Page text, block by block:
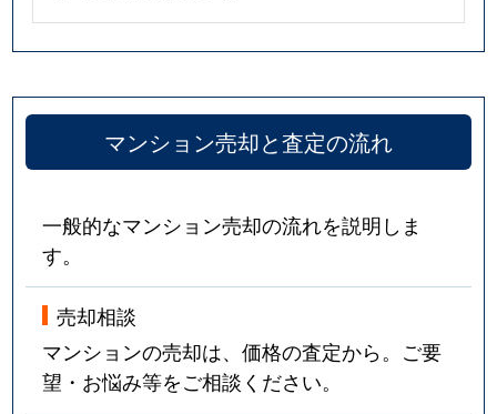
マンション売却と査定の流れ
一般的なマンション売却の流れを説明しま
す。
売却相談
マンションの売却は、価格の査定から。ご要
望・お悩み等をご相談ください。